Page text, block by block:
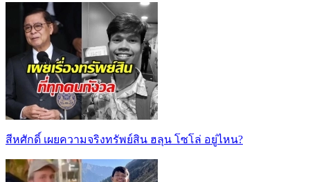
สีหศักดิ์ เผยความจริงทรัพย์สิน ฮลุน โซโล่ อยู่ไหน?